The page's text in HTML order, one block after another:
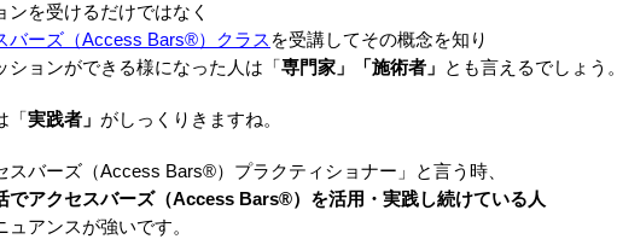
ンを受けるだけではなく
バーズ（Access Bars®）クラス を受講してその概念を知り
ションができる様になった人は「専門家」「施術者」 とも言えるでしょう。
「実践者」 がしっくりきますね。
スバーズ（Access Bars®）プラクティショナー」と言う時、
でアクセスバーズ（Access Bars®）を活用・実践し続けている人
ュアンスが強いです。